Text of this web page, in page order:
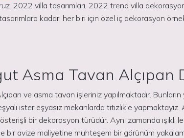
2022 villa tasarımları, 2022 trend villa
kadar, her biri için özel iç dekorasyon
Asma Tavan Alçıpan
ve asma tavan işleriniz yapılmaktadır. Bunların
ister eşyasız mekanlarda titizlikle
bir dekorasyon türüdür. Aynı zamanda ışıklı
bir avize maliyetine muhteşem bir görünüm